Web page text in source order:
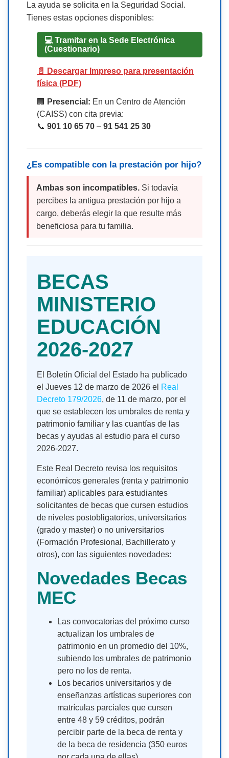
La ayuda se solicita en la Seguridad Social.
Tienes estas opciones disponibles:
💻 Tramitar en la Sede Electrónica
(Cuestionario)
📄 Descargar Impreso para presentación
física (PDF)
🏢 Presencial: En un Centro de Atención
(CAISS) con cita previa:
📞 901 10 65 70 – 91 541 25 30
¿Es compatible con la prestación por hijo?
Ambas son incompatibles. Si todavía
percibes la antigua prestación por hijo a
cargo, deberás elegir la que resulte más
beneficiosa para tu familia.
BECAS
MINISTERIO
EDUCACIÓN
2026-2027
El Boletín Oficial del Estado ha publicado
el Jueves 12 de marzo de 2026 el Real
Decreto 179/2026, de 11 de marzo, por el
que se establecen los umbrales de renta y
patrimonio familiar y las cuantías de las
becas y ayudas al estudio para el curso
2026-2027.
Este Real Decreto revisa los requisitos
económicos generales (renta y patrimonio
familiar) aplicables para estudiantes
solicitantes de becas que cursen estudios
de niveles postobligatorios, universitarios
(grado y master) o no universitarios
(Formación Profesional, Bachillerato y
otros), con las siguientes novedades:
Novedades Becas
MEC
Las convocatorias del próximo curso
actualizan los umbrales de
patrimonio en un promedio del 10%,
subiendo los umbrales de patrimonio
pero no los de renta.
Los becarios universitarios y de
enseñanzas artísticas superiores con
matrículas parciales que cursen
entre 48 y 59 créditos, podrán
percibir parte de la beca de renta y
de la beca de residencia (350 euros